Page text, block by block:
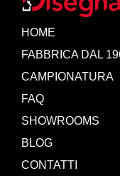
HOME
FABBRICA DAL
CAMPIONATURA
FAQ
SHOWROOMS
BLOG
CONTATTI